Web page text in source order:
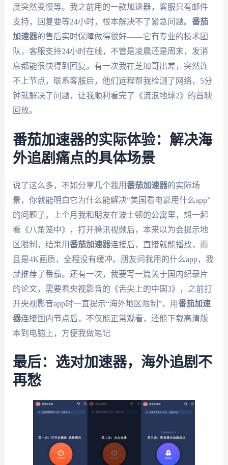
度突然变慢等。我之前用的一款加速器，客服只有邮件
支持，回复要等24小时，根本解决不了紧急问题。 番茄
加速器的售后实时保障做得很好——它有专业的技术团
队，客服支持24小时在线，不管是凌晨还是周末，发消
息都能很快得到回复。有一次我在芝加哥出差，突然连
不上节点，联系客服后，他们远程帮我检测了网络，5分
钟就解决了问题，让我顺利看完了《流浪地球2》的首映
回放。
番茄加速器的实际体验：解决海
外追剧痛点的具体场景
说了这么多，不如分享几个我用番茄加速器的实际场
景，你就能明白它为什么能解决“美国看电影用什么app”
的问题了。上个月我和朋友在波士顿的公寓里，想一起
看《八角笼中》，打开腾讯视频后，本来以为会提示地
区限制，结果用番茄加速器连接后，直接就能播放，而
且是4K画质，全程没有缓冲。朋友问我用的什么app，我
就推荐了番茄。还有一次，我要写一篇关于国内纪录片
的论文，需要看央视影音的《舌尖上的中国3》，之前打
开央视影音app时一直提示“海外地区限制”，用番茄加速
器连接国内节点后，不仅能正常观看，还能下载高清版
本到电脑上，方便我做笔记
最后：选对加速器，海外追剧不
再愁